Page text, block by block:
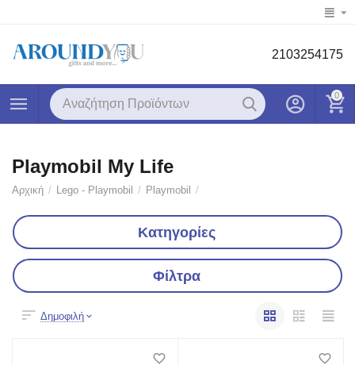
2103254175
0
Playmobil My Life
Αρχική / Lego - Playmobil / Playmobil /
Κατηγορίες
Φίλτρα
Δημοφιλή